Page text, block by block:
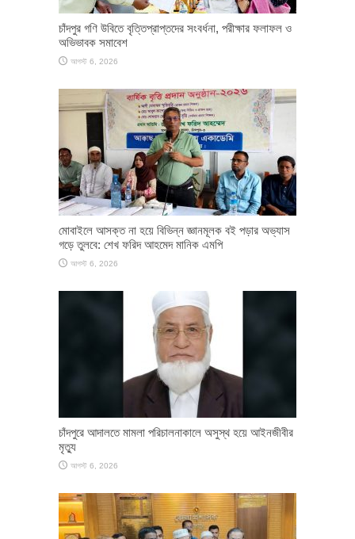
চাঁদপুর গণি উবিতে বৃত্তিপ্রাপ্তদের সংবর্ধনা, পরীক্ষার ফলাফল ও
অভিভাবক সমাবেশ
আগস্ট 6, 2026
মোবাইলে আসক্ত না হয়ে বিভিন্ন জ্ঞানমূলক বই পড়ার অভ্যাস
গড়ে তুলবে: শেখ ফরিদ আহমেদ মানিক এমপি
আগস্ট 6, 2026
চাঁদপুরে আদালতে মামলা পরিচালনাকালে অসুস্থ হয়ে আইনজীবীর
মৃত্যু
আগস্ট 6, 2026